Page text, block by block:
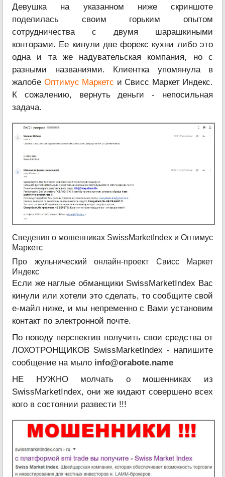
Девушка на указанном ниже скриншоте
поделилась своим горьким опытом
сотрудничества с двумя шарашкиными
конторами. Ее кинули две форекс кухни либо это
одна и та же надувательская компания, но с
разными названиями. Клиентка упомянула в
жалобе Оптимус Маркетс и Свисс Маркет Индекс.
К сожалению, вернуть деньги - непосильная
задача.
Сведения о мошенниках SwissMarketIndex и Оптимус
Маркетс
Про жульнический онлайн-проект Свисс Маркет
Индекс
Если же наглые обманщики SwissMarketIndex Вас
кинули или хотели это сделать, то сообщите свой
е-майл ниже, и мы непременно с Вами установим
контакт по электронной почте.
По поводу перспектив получить свои средства от
ЛОХОТРОНЩИКОВ SwissMarketIndex - напишите
сообщение на мыло info@orabote.name
НЕ НУЖНО молчать о мошенниках из
SwissMarketIndex, они же кидают совершено всех
кого в состоянии развести !!!